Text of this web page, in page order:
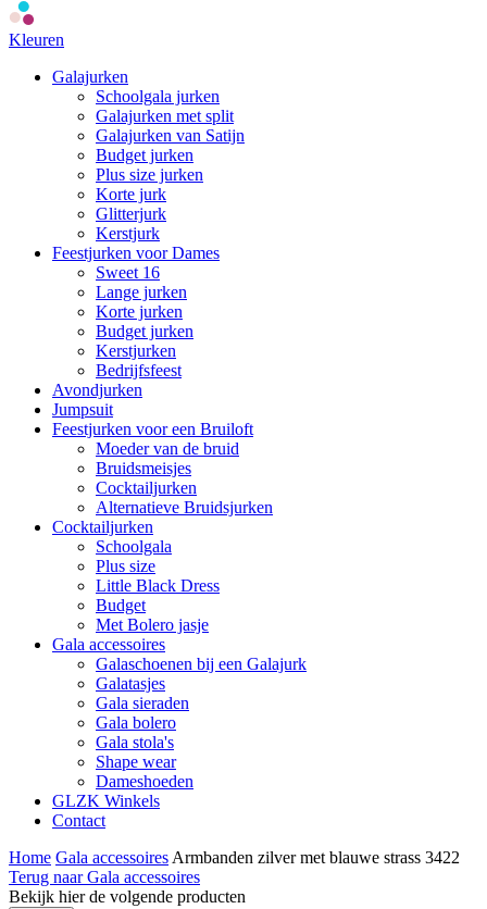
Kleuren
Galajurken
Schoolgala jurken
Galajurken met split
Galajurken van Satijn
Budget jurken
Plus size jurken
Korte jurk
Glitterjurk
Kerstjurk
Feestjurken voor Dames
Sweet 16
Lange jurken
Korte jurken
Budget jurken
Kerstjurken
Bedrijfsfeest
Avondjurken
Jumpsuit
Feestjurken voor een Bruiloft
Moeder van de bruid
Bruidsmeisjes
Cocktailjurken
Alternatieve Bruidsjurken
Cocktailjurken
Schoolgala
Plus size
Little Black Dress
Budget
Met Bolero jasje
Gala accessoires
Galaschoenen bij een Galajurk
Galatasjes
Gala sieraden
Gala bolero
Gala stola's
Shape wear
Dameshoeden
GLZK Winkels
Contact
Home Gala accessoires Armbanden zilver met blauwe strass 3422
Terug naar Gala accessoires
Bekijk hier de volgende producten